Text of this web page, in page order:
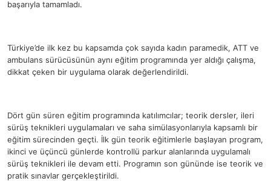
başarıyla tamamladı.
Türkiye’de ilk kez bu kapsamda çok sayıda kadın paramedik, ATT ve
ambulans sürücüsünün aynı eğitim programında yer aldığı çalışma,
dikkat çeken bir uygulama olarak değerlendirildi.
Dört gün süren eğitim programında katılımcılar; teorik dersler, ileri
sürüş teknikleri uygulamaları ve saha simülasyonlarıyla kapsamlı bir
eğitim sürecinden geçti. İlk gün teorik eğitimlerle başlayan program,
ikinci ve üçüncü günlerde kontrollü parkur alanlarında uygulamalı
sürüş teknikleri ile devam etti. Programın son gününde ise teorik ve
pratik sınavlar gerçekleştirildi.